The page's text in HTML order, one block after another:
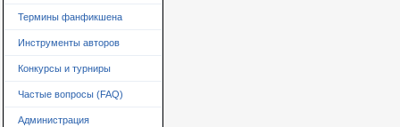
Термины фанфикшена
Инструменты авторов
Конкурсы и турниры
Частые вопросы (FAQ)
Администрация